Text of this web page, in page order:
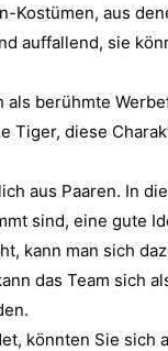
Kostümen, aus
auffallend, sie
als berühmte
Tiger, diese
aus Paaren. In
sind, eine gute
kann man sich
das Team sich
könnten Sie sich